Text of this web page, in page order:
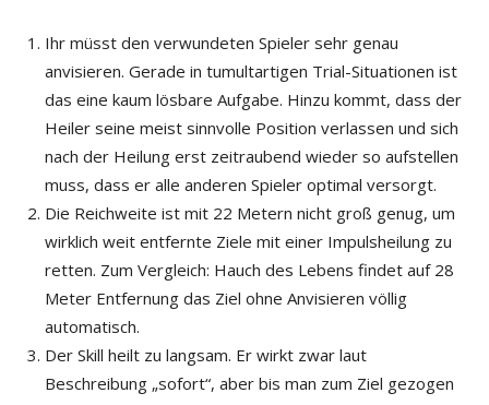
Ihr müsst den verwundeten Spieler sehr genau
anvisieren. Gerade in tumultartigen Trial-Situationen ist
das eine kaum lösbare Aufgabe. Hinzu kommt, dass der
Heiler seine meist sinnvolle Position verlassen und sich
nach der Heilung erst zeitraubend wieder so aufstellen
muss, dass er alle anderen Spieler optimal versorgt.
Die Reichweite ist mit 22 Metern nicht groß genug, um
wirklich weit entfernte Ziele mit einer Impulsheilung zu
retten. Zum Vergleich: Hauch des Lebens findet auf 28
Meter Entfernung das Ziel ohne Anvisieren völlig
automatisch.
Der Skill heilt zu langsam. Er wirkt zwar laut
Beschreibung „sofort“, aber bis man zum Ziel gezogen